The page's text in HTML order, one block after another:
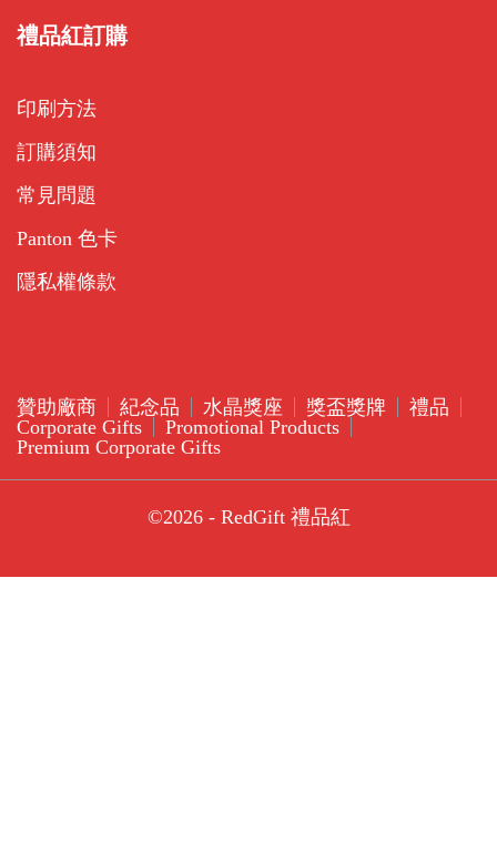
禮品紅訂購
印刷方法
訂購須知
常見問題
Panton 色卡
隱私權條款
贊助廠商 紀念品 水晶獎座 獎盃獎牌
禮品
Corporate Gifts
Promotional Products
Premium Corporate Gifts
©2026 - RedGift 禮品紅